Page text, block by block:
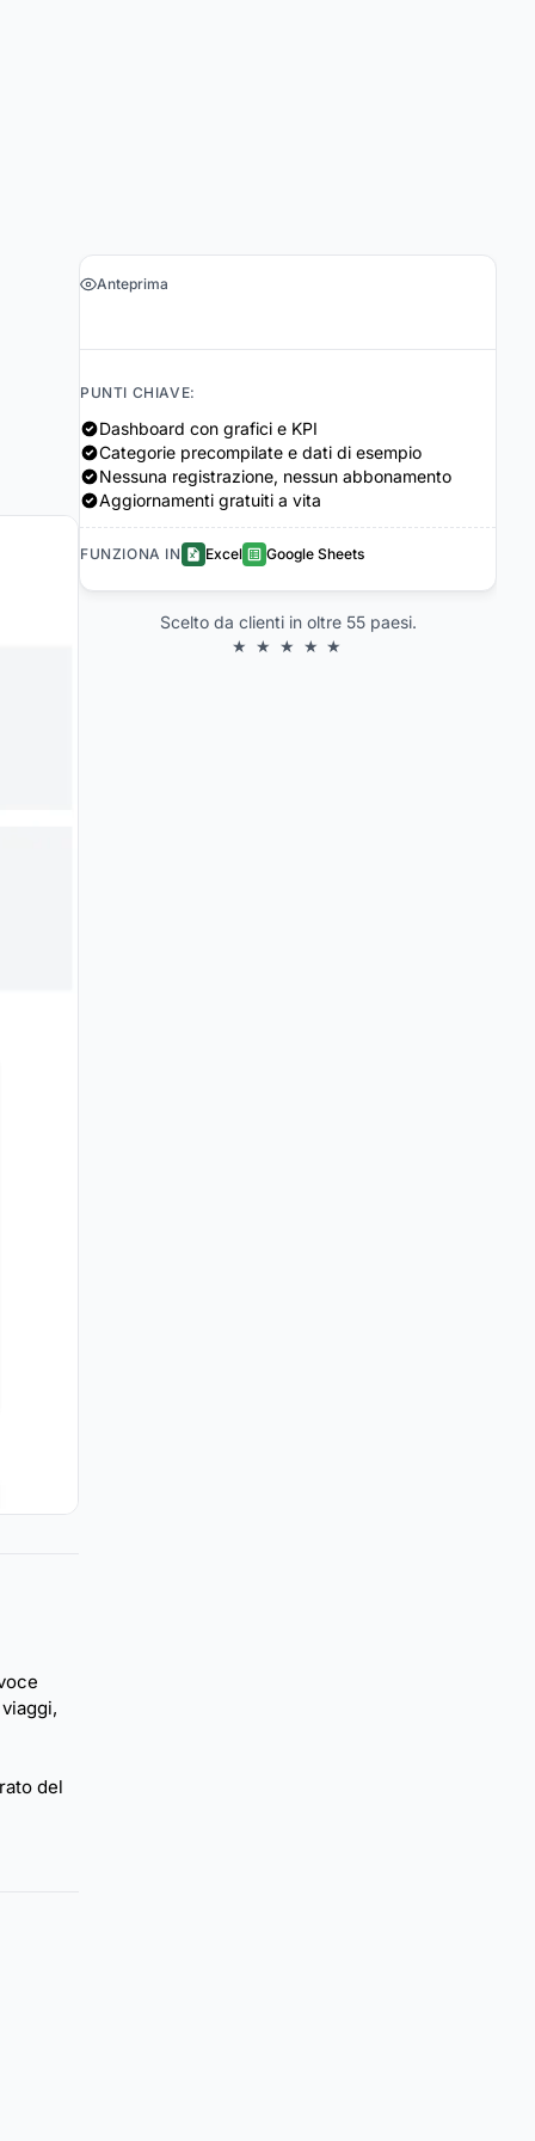
del
Anteprima
PUNTI CHIAVE:
Dashboard con grafici e KPI
Categorie precompilate e dati di esempio
Nessuna registrazione, nessun abbonamento
Aggiornamenti gratuiti a vita
FUNZIONA IN Excel Google Sheets
Scelto da clienti in oltre 55 paesi.
★ ★ ★ ★ ★